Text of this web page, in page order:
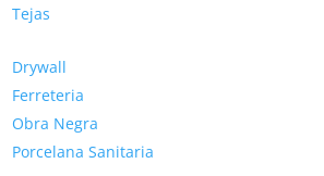
Tejas
Drywall
Ferreteria
Obra Negra
Porcelana Sanitaria